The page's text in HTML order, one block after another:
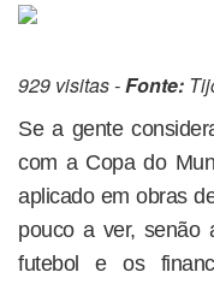
929 visitas -Fonte:
Se a gente
com a Copa do
aplicado em obras
pouco a ver, senão
futebol e os